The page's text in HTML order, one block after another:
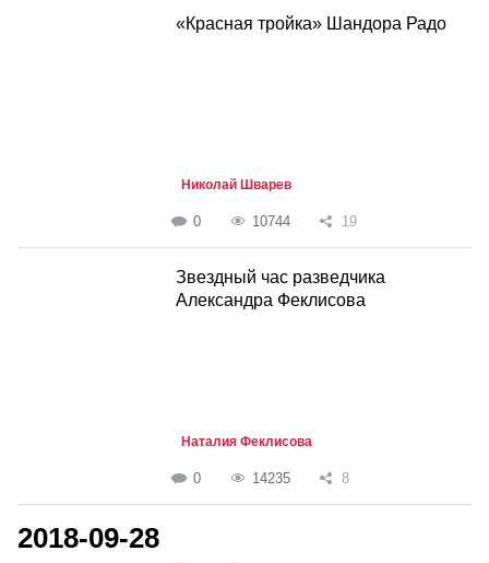
«Красная тройка» Шандора Радо
Николай Шварев
0 10744 19
Звездный час разведчика
Александра Феклисова
Наталия Феклисова
0 14235 8
2018-09-28